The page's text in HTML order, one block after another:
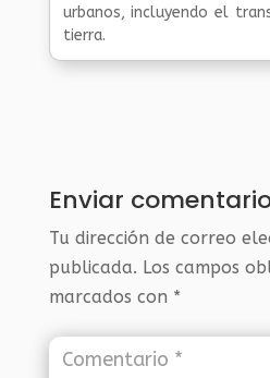
urbanos, incluyendo el
tierra.
Enviar
Tu dirección de correo
publicada. Los campos
marcados con *